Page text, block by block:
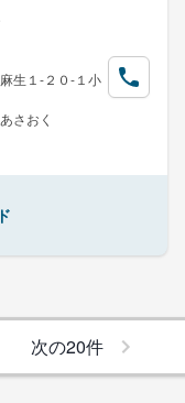
生１-２０-１小
さおく
次の20件